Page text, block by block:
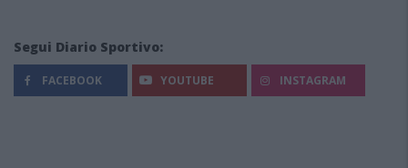
Segui Diario Sportivo:
FACEBOOK YOUTUBE INSTAGRAM